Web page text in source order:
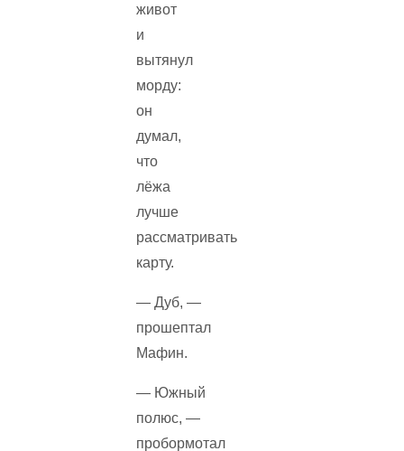
живот
и
вытянул
морду:
он
думал,
что
лёжа
лучше
рассматривать
карту.
— Дуб, —
прошептал
Мафин.
— Южный
полюс, —
пробормотал